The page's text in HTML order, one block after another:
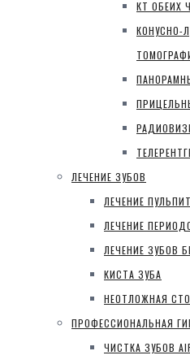
КТ ОБЕИХ
КОНУСНО-
ЛЕЧЕНИЕ ЗУБОВ
ЛЕЧЕНИЕ
ЛЕЧЕНИЕ
ЛЕЧЕНИЕ ЗУБОВ
КИСТА ЗУБА
НЕОТЛОЖНАЯ
ПРОФЕССИОНАЛЬНАЯ
ЧИСТКА ЗУБОВ